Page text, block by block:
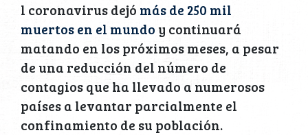
l coronavirus dejó más de 250 mil
muertos en el mundo y continuará
matando en los próximos meses, a pesar
de una reducción del número de
contagios que ha llevado a numerosos
países a levantar parcialmente el
confinamiento de su población.